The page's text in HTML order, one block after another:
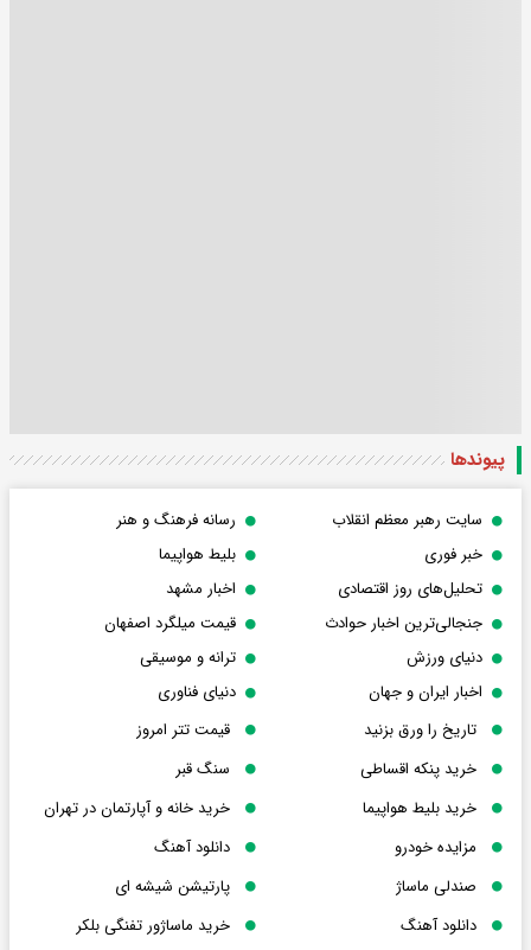
پیوندها
سایت رهبر معظم انقلاب
رسانه فرهنگ و هنر
خبر فوری
بلیط هواپیما
تحلیل‌های روز اقتصادی
اخبار مشهد
جنجالی‌ترین اخبار حوادث
قیمت میلگرد اصفهان
دنیای ورزش
ترانه و موسیقی
اخبار ایران و جهان
دنیای فناوری
تاریخ را ورق بزنید
قیمت تتر امروز
خرید پنکه اقساطی
سنگ قبر
خرید بلیط هواپیما
خرید خانه و آپارتمان در تهران
مزایده خودرو
دانلود آهنگ
صندلی ماساژ
پارتیشن شیشه ای
دانلود آهنگ
خرید ماساژور تفنگی بلکر